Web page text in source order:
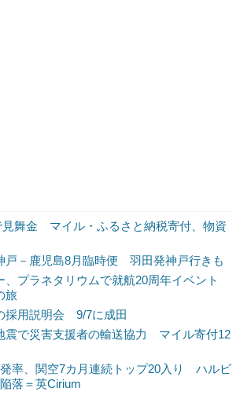
見舞金 マイル・ふるさと納税寄付、物資
戸－鹿児島8月臨時便 羽田発神戸行きも
、プラネタリウムで就航20周年イベント
旅
採用説明会 9/7に成田
震で災害支援者の輸送協力 マイル寄付12
率、関空7カ月連続トップ20入り ハルビ
落＝英Cirium